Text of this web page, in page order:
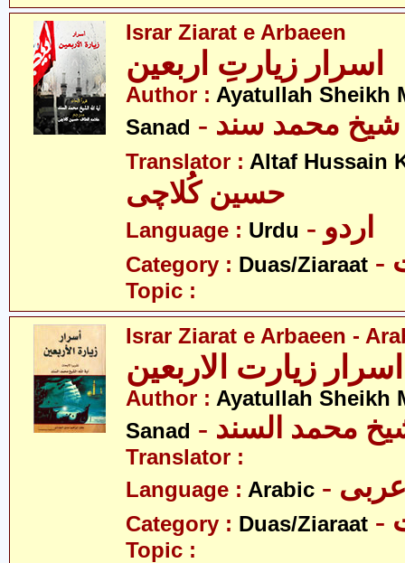
Israr Ziarat e Arbaeen
اسرار زیارتِ اربعین
Author : Ayatullah Sheikh
Sanad
شیخ محمد سند
Translator : Altaf Hussain
حسین کُلاچی
Language : Urdu - اردو
Category : Duas/Ziaraat
Topic :
Israr Ziarat e Arbaeen -
اسرار زیارت الاربعین
Author : Ayatullah Sheikh
Sanad
محمد السند
Translator :
Language : Arabic عربی
Category : Duas/Ziaraat
Topic :